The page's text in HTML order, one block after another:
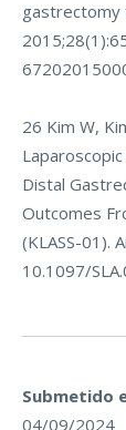
gastrectomy
26 Kim W,
Distal
Outcomes
(KLASS-01).
10.1097/
Submetido
04/09/2024